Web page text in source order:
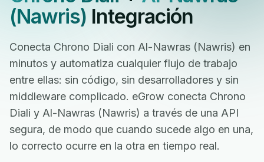
(Nawris) Integración
Conecta Chrono Diali con Al-Nawras (Nawris) en
minutos y automatiza cualquier flujo de trabajo
entre ellas: sin código, sin desarrolladores y sin
middleware complicado. eGrow conecta Chrono
Diali y Al-Nawras (Nawris) a través de una API
segura, de modo que cuando sucede algo en una,
lo correcto ocurre en la otra en tiempo real.